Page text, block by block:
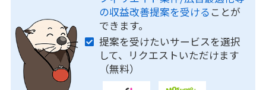
の収益改善提案を受ける ことが
できます。
提案を受けたいサービスを選択
して、リクエストいただけます
（無料）